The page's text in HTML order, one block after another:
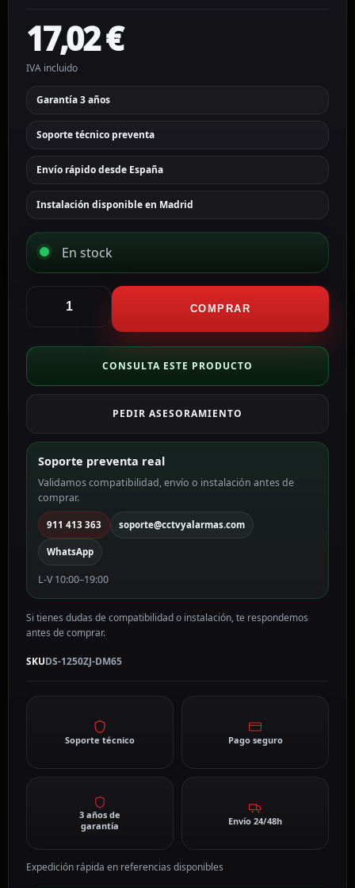
17,02€
IVA incluido
Garantía 3 años
Soporte técnico preventa
Envío rápido desde España
Instalación disponible en Madrid
En stock
Protector
la
Hikvision
color
DS-
1250ZJ-
DM65
cantidad
COMPRAR
CONSULTA ESTE PRODUCTO
PEDIR ASESORAMIENTO
Soporte preventa real
Validamos compatibilidad, envío o instalación antes de
comprar.
911 413 363 soporte@cctvyalarmas.com
WhatsApp
L-V 10:00–19:00
Si tienes dudas de compatibilidad o instalación, te respondemos
antes de comprar.
SKUDS-1250ZJ-DM65
Soporte técnico Pago seguro
3 años de
garantía
Envío 24/48h
Expedición rápida en referencias disponibles